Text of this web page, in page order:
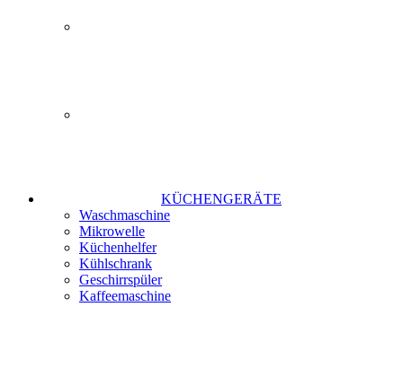
KÜCHENGERÄTE
Waschmaschine
Mikrowelle
Küchenhelfer
Kühlschrank
Geschirrspüler
Kaffeemaschine